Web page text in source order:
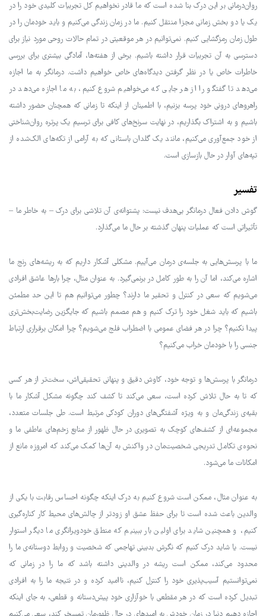
روان‌درمانی بر این درک بنا شده است که ما قادر نخواهیم کل تجربیات کلیدی خود را در
یک یا دو بخش زمانی مجزا منتقل کنیم. ما در زمان زندگی می‌کنیم و باید خودمان را در
طول زمان رمزگشایی کنیم. نمی‌توانیم در هر موقعیتی در تمام حالات روحی مورد نیاز برای
دسترسی به آن تجربیات قرار داشته باشیم. برخی از هفته‌ها، آمادگی بیشتری برای بررسی
خاطرات خاص یا در نظر گرفتن دیدگاه‌های خاص خواهیم داشت. درمانگر به ما اجازه
می‌دهد تا گفتگو را از هر جایی که می‌خواهیم شروع کنیم، به ما اجازه می‌دهد در
راهروهای درونی خود پرسه بزنیم، با اطمینان از اینکه تا زمانی که همچنان حضور داشته
باشیم و به اشتراک بگذاریم، در نهایت سرنخ‌های کافی برای ترسیم یک پرتره روان‌شناختی
از خود جمع‌آوری می‌کنیم، مانند یک گلدان باستانی که به آرامی از تکه‌های الک‌شده از
تپه‌های آوار در حال بازسازی است.
تفسیر
گوش دادن فعال درمانگر بی‌هدف نیست: پشتوانه‌ی آن تلاشی برای درک – به خاطر ما –
تأثیراتی است که عملیات پنهان گذشته بر حال ما می‌گذارد.
ما با پرسش‌هایی به جلسه‌ی درمان می‌آییم. مشکلی آشکار داریم که به ریشه‌های رنج ما
اشاره می‌کند، اما آن را به طور کامل در برنمی‌گیرد. به عنوان مثال، چرا بارها عاشق افرادی
می‌شویم که سعی در کنترل و تحقیر ما دارند؟ چطور می‌توانیم هم تا این حد مطمئن
باشیم که باید شغل خود را ترک کنیم و هم مصمم باشیم که جایگزین رضایت‌بخش‌تری
پیدا نکنیم؟ چرا در هر فضای عمومی با اضطراب فلج می‌شویم؟ چرا امکان برقراری ارتباط
جنسی را با خودمان خراب می‌کنیم؟
درمانگر با پرسش‌ها و توجه خود، کاوش دقیق و پنهانی تحقیقی‌اش، سخت‌تر از هر کسی
که تا به حال تلاش کرده است، سعی می‌کند تا کشف کند چگونه مشکل آشکار ما با
بقیه‌ی زندگی‌مان و به ویژه آشفتگی‌های دوران کودکی مرتبط است. طی جلسات متعدد،
مجموعه‌ای از کشف‌های کوچک به تصویری در حال ظهور از منابع زخم‌های عاطفی ما و
نحوه‌ی تکامل تدریجی شخصیت‌مان در واکنش به آن‌ها کمک می‌کند که امروزه مانع از
امکانات ما می‌شود.
به عنوان مثال، ممکن است شروع کنیم به درک اینکه چگونه احساس رقابت با یکی از
والدین باعث شده است تا برای حفظ عشق او زودتر از چالش‌های محیط کار کناره‌گیری
کنیم، و همچنین شاید برای اولین بار ببینیم که منطق خودویرانگری ما دیگر استوار
نیست. یا شاید درک کنیم که نگرش بدبینی تهاجمی که شخصیت و روابط دوستانه‌ی ما را
محدود می‌کند، ممکن است ریشه در والدینی داشته باشد که ما را در زمانی که
نمی‌توانستیم آسیب‌پذیری خود را کنترل کنیم، ناامید کرده و در نتیجه ما را به افرادی
تبدیل کرده است که در هر مقطعی با خوآزاری خود پیش‌دستانه و قطعی، به جای اینکه